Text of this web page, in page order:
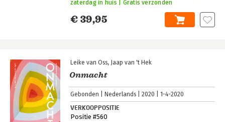
€ 39,95
zaterdag in huis | Gratis verzonden
Leike van Oss Jaap van 't Hek
Onmacht
Gebonden Nederlands 2020 1-4-2020
VERKOOPPOSITIE
Positie #560